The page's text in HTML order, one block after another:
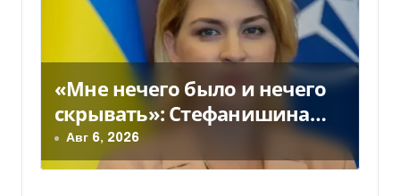
а
п
и
с
«Мне нечего было и нечего
скрывать»: Стефанишина
прокомментировала новое
подозрение
Авг 6, 2026